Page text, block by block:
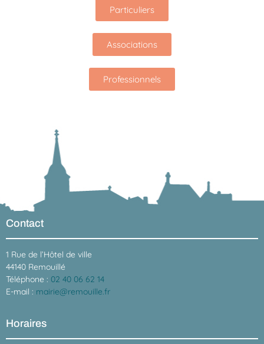
Particuliers
Associations
Professionnels
Contact
1 Rue de l’Hôtel de ville
44140 Remouillé
Téléphone : 02 40 06 62 14
E-mail : mairie@remouille.fr
Horaires